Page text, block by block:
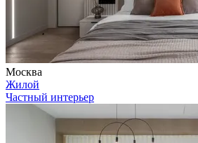
Москва
Жилой
Частный интерьер